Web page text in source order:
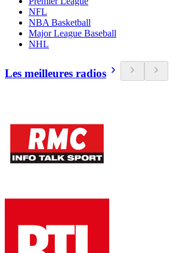
NFL
NBA Basketball
Major League Baseball
NHL
Les meilleures radios